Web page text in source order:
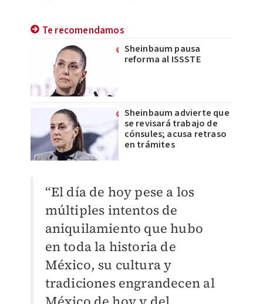
Te recomendamos
Sheinbaum pausa
reforma al ISSSTE
Sheinbaum advierte que
se revisará trabajo de
cónsules; acusa retraso
en trámites
“El día de hoy pese a los
múltiples intentos de
aniquilamiento que hubo
en toda la historia de
México, su cultura y
tradiciones engrandecen al